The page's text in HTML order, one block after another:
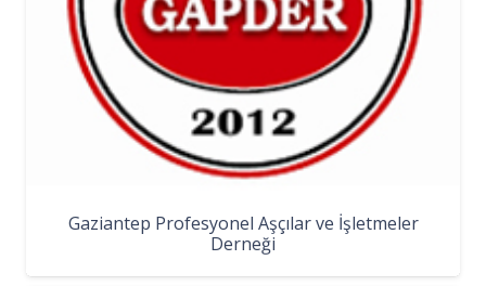
Gaziantep Profesyonel Aşçılar ve İşletmeler
Derneği